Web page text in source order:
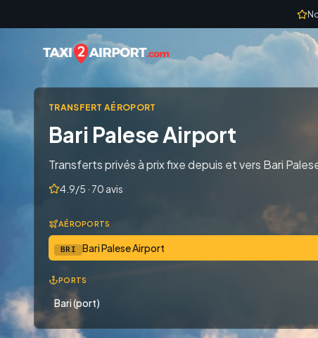
TRANSFERT AÉROPORT
Bari Palese Airport
Transferts privés à prix fixe depuis et vers Bari
4.9/5 · 70 avis
AÉROPORTS
BRI Bari Palese Airport
PORTS
Bari (port)